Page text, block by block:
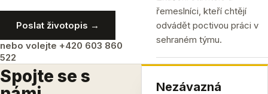
Poslat životopis →
nebo volejte +420 603 860
522
řemeslníci, kteří chtějí
odvádět poctivou práci v
sehraném týmu.
Spojte se s
Nezávazná